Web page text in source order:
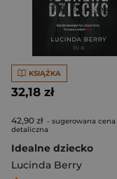
KSIĄŻKA
32,18 zł
42,90 zł - sugerowana cena
detaliczna
Idealne dziecko
Lucinda Berry